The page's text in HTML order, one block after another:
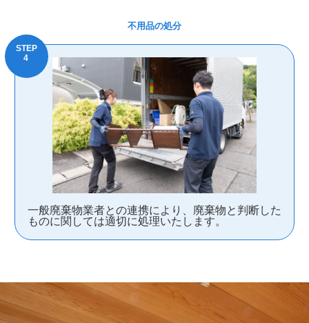
不用品の処分
一般廃棄物業者との連携により、廃棄物と判断した
ものに関しては適切に処理いたします。